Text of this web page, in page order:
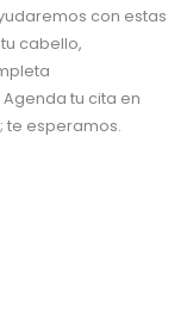
con estas
cabello,
tu cita en
te esperamos.